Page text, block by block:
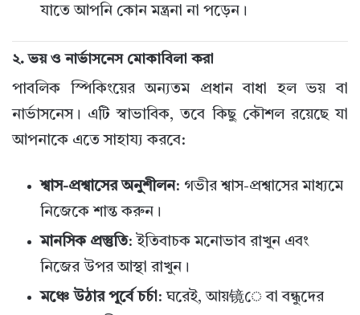
যাতে আপনি কোন মন্ত্রনা না পড়েন।
২.ভয় ও নার্ভাসনেস মোকাবিলা করা
পাবলিক স্পিকিংয়ের অন্যতম প্রধান বাধা হল ভয় বা
নার্ভাসনেস। এটি স্বাভাবিক, তবে কিছু কৌশল রয়েছে যা
আপনাকে এতে সাহায্য করবে:
শ্বাস-প্রশ্বাসের অনুশীলন: গভীর শ্বাস-প্রশ্বাসের মাধ্যমে
নিজেকে শান্ত করুন।
মানসিক প্রস্তুতি: ইতিবাচক মনোভাব রাখুন এবং
নিজের উপর আস্থা রাখুন।
মঞ্চে উঠার পূর্বে চর্চা: ঘরেই, আয়镜ে বা বন্ধুদের